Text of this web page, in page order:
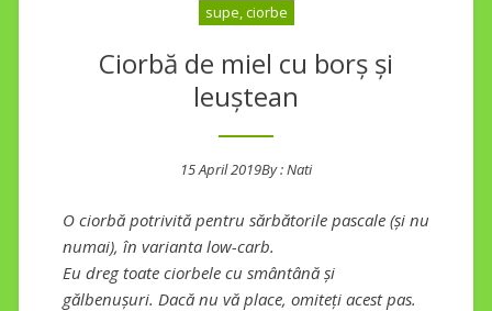
supe, ciorbe
Ciorbă de miel cu borș și
leuștean
15 April 2019By :Nati
O ciorbă potrivită pentru sărbătorile pascale (și nu
numai), în varianta low-carb.
Eu dreg toate ciorbele cu smântână și
gălbenușuri. Dacă nu vă place, omiteți acest pas.